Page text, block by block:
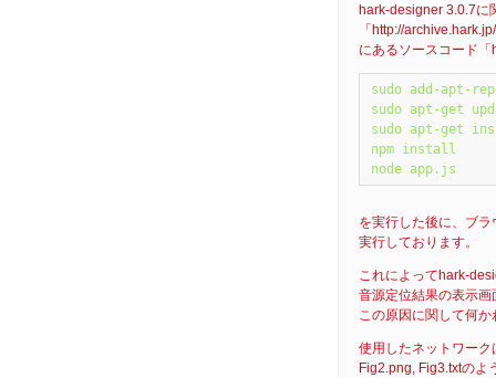
hark-designer 3.0.7に
「http://
にあるソースコード
sudo add-apt-
sudo apt-get
sudo apt-get
npm install
node app.js
を実行した後に、ブ
実行しております。
これによってhark-
音源定位結果の表示
この原因に関して何
使用したネットワー
Fig2.png, Fig3.txtのよ